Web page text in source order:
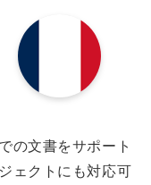
の文書をサポート
ェクトにも対応可